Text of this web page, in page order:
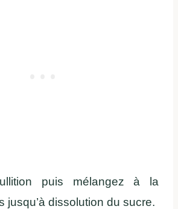
puis mélangez à la
jusqu’à dissolution du sucre.